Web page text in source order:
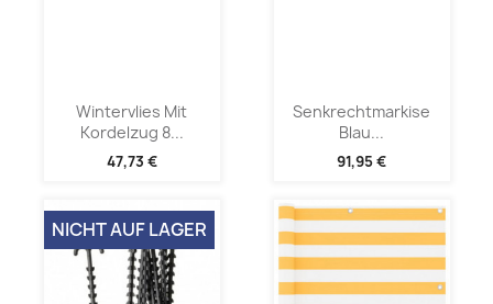
Wintervlies Mit
Kordelzug 8...
47,73 €
Senkrechtmarkise
Blau...
91,95 €
NICHT AUF LAGER